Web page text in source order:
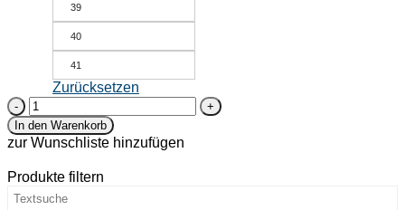
39
40
41
Zurücksetzen
Bio-
Ballerina
mit
Lochung
Weißdorn
-
In den Warenkorb
zur Wunschliste hinzufügen
Produkte filtern